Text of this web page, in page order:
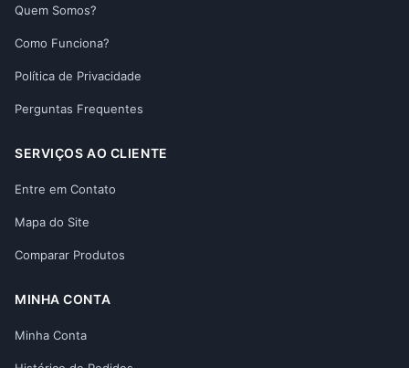
Quem Somos?
Como Funciona?
Política de Privacidade
Perguntas Frequentes
SERVIÇOS AO CLIENTE
Entre em Contato
Mapa do Site
Comparar Produtos
MINHA CONTA
Minha Conta